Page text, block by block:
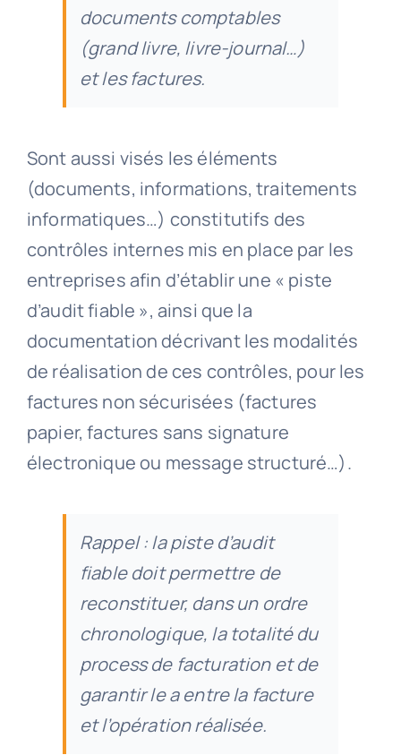
documents comptables
(grand livre, livre-journal…)
et les factures.
Sont aussi visés les éléments
(documents, informations, traitements
informatiques…) constitutifs des
contrôles internes mis en place par les
entreprises afin d’établir une « piste
d’audit fiable », ainsi que la
documentation décrivant les modalités
de réalisation de ces contrôles, pour les
factures non sécurisées (factures
papier, factures sans signature
électronique ou message structuré…).
Rappel : la piste d’audit
fiable doit permettre de
reconstituer, dans un ordre
chronologique, la totalité du
process de facturation et de
garantir le a entre la facture
et l’opération réalisée.